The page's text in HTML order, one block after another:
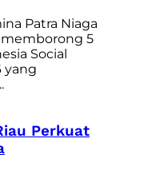
Patra Niaga
memborong 5
Social
yang
Perkuat